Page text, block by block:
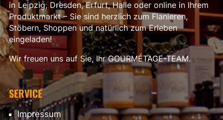
in Leipzig, Dresden, Erfurt, Halle oder online in Ihrem
Produktmarkt – Sie sind herzlich zum Flanieren,
Stöbern, Shoppen und natürlich zum Erleben
eingeladen!
Wir freuen uns auf Sie, Ihr GOURMÉTAGE-TEAM.
SERVICE
Impressum